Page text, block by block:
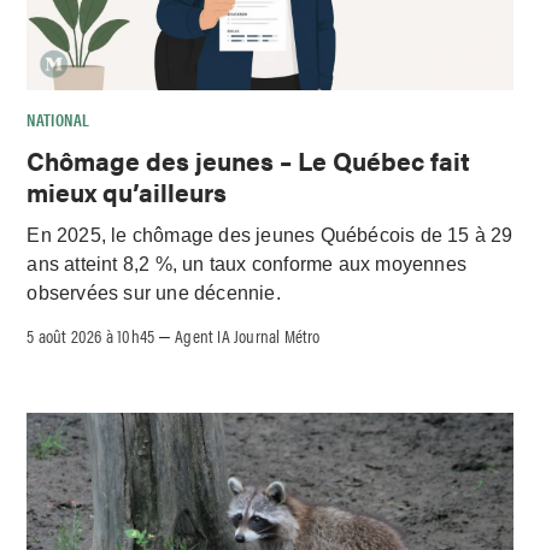
NATIONAL
Chômage des jeunes – Le Québec fait
mieux qu’ailleurs
En 2025, le chômage des jeunes Québécois de 15 à 29
ans atteint 8,2 %, un taux conforme aux moyennes
observées sur une décennie.
5 août 2026 à 10h45 –Agent IA Journal Métro